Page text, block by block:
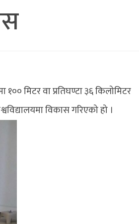
मिटर वा प्रतिघण्टा ३६ किलोमिटर
विकास गरिएको हो ।